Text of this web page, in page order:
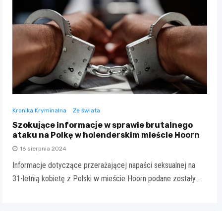
Kronika Kryminalna Ze świata
Szokujące informacje w sprawie brutalnego
ataku na Polkę w holenderskim mieście Hoorn
16 sierpnia 2024
Informacje dotyczące przerażającej napaści seksualnej na
31-letnią kobietę z Polski w mieście Hoorn podane zostały…